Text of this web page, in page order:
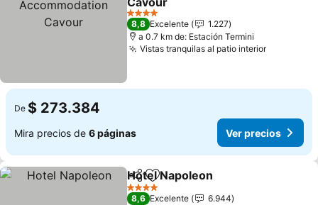
4 Estrellas
8,8 Excelente
1.227
a 0.7 km de: Estación Termini
Vistas tranquilas al patio interior
De $ 273.384
Mira precios de 6 páginas Ver precios
CompartirAgregar a favoritos
Hotel Napoleon
4 Estrellas
8,6 Excelente
6.944